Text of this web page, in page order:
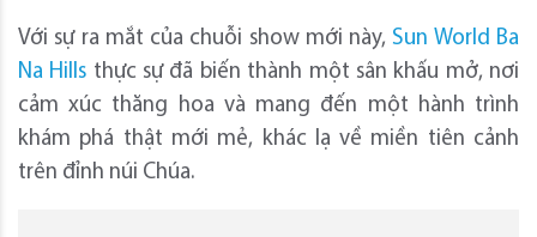
Với sự ra mắt của chuỗi show mới này, Sun World Ba
Na Hills thực sự đã biến thành một sân khấu mở, nơi
cảm xúc thăng hoa và mang đến một hành trình
khám phá thật mới mẻ, khác lạ về miền tiên cảnh
trên đỉnh núi Chúa.